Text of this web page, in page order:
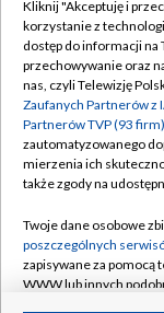
Abonament TVP
Emisja w TVP
Centrum
Naziemna
Rada
System NOS
Kliknij "Akceptuję i
korzystanie z
dostęp do informacji
przechowywanie oraz
nas, czyli Telewizję
Zaufanych Partnerów z
Partnerów TVP (93 firm)
zautomatyzowanego
mierzenia ich
także zgody na
Twoje dane osobowe
poszczególnych
zapisywane za pomocą
WWW lub innych